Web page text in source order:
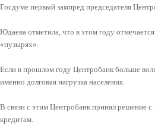
Госдуме первый зампред председателя
Юдаева отметила, что в этом году
«пузырях».
Если в прошлом году Центробанк больше
именно долговая нагрузка населения.
В связи с этим Центробанк принял решение
кредитам.